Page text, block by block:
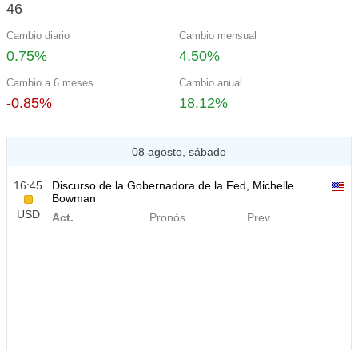
46
Cambio diario
0.75%
Cambio mensual
4.50%
Cambio a 6 meses
-0.85%
Cambio anual
18.12%
08 agosto, sábado
16:45
USD
Discurso de la Gobernadora de la Fed, Michelle
Bowman
Act.
Pronós. Prev.